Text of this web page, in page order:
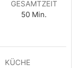
GESAMTZEIT
50 Min.
KÜCHE